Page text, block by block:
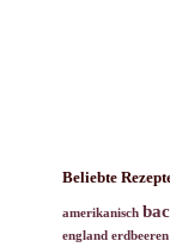
Beliebte
amerikanisch
england erdbeeren